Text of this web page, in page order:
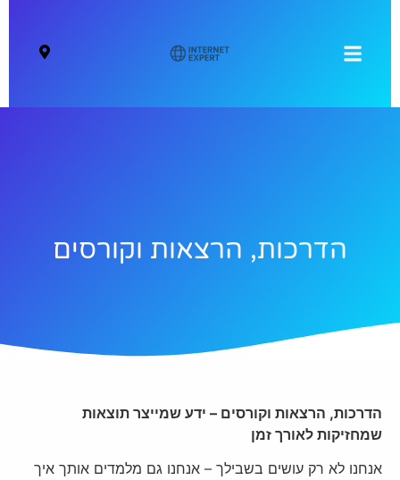
הדרכות, הרצאות וקורסים
הדרכות, הרצאות וקורסים – ידע שמייצר תוצאות
שמחזיקות לאורך זמן
אנחנו לא רק עושים בשבילך – אנחנו גם מלמדים אותך איך